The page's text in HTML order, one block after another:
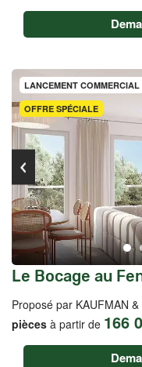
OFFRE SPÉCIALE
LANCEMENT COMMERCIAL
Le Bocage au
Proposé par KAUFMAN &
pièces à partir de 166